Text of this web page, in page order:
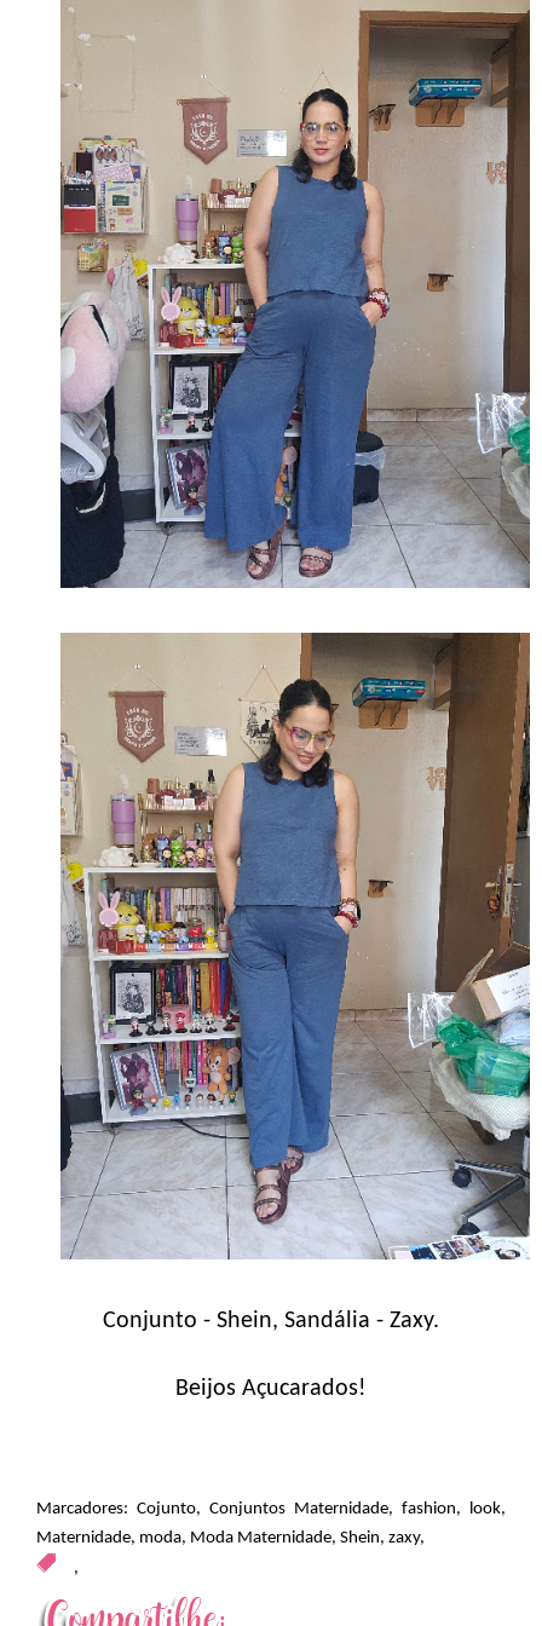
Conjunto - Shein, Sandália - Zaxy.
Beijos Açucarados!
Marcadores: Cojunto, Conjuntos Maternidade, fashion, look,
Maternidade, moda, Moda Maternidade, Shein, zaxy,
,